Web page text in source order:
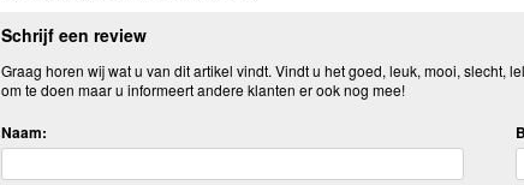
Schrijf een review
Graag horen wij wat u van dit artikel vindt. Vindt u het goed, leuk, mooi, slecht,
om te doen maar u informeert andere klanten er ook nog mee!
Naam: